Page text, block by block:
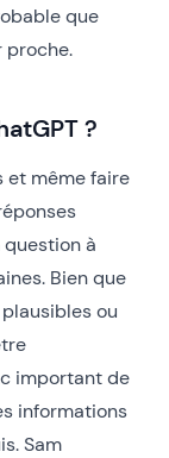
que
proche.
?
et même faire
à
Bien que
ou
important de
informations
Sam